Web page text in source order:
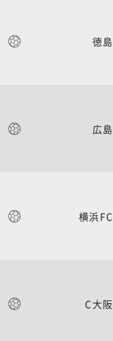
徳島
広島
横浜FC
C大阪